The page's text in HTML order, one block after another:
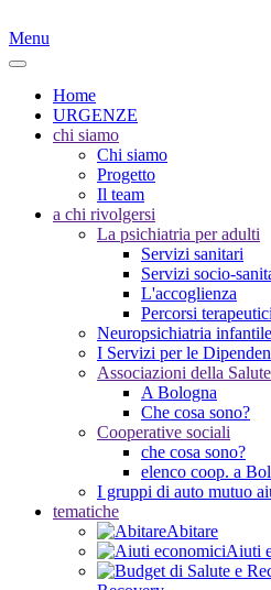
Menu
Home
URGENZE
chi siamo
Chi siamo
Progetto
Il team
a chi rivolgersi
La psichiatria per adulti
Servizi sanitari
Servizi socio-
L'accoglienza
Percorsi
Neuropsichiatria
I Servizi per le
Associazioni della
A Bologna
Che cosa sono?
Cooperative sociali
che cosa sono?
elenco coop. a
I gruppi di auto mutuo
tematiche
Abitare
Aiuti